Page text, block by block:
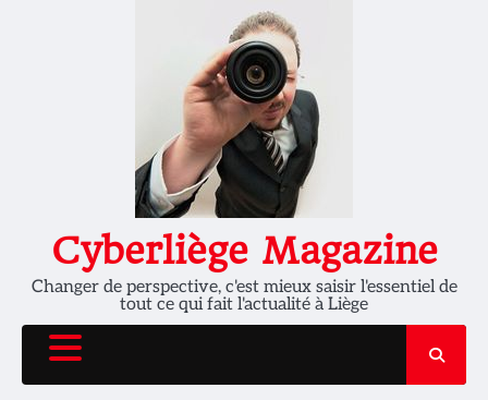
Cyberliège Magazine
Changer de perspective, c'est mieux saisir l'essentiel de
tout ce qui fait l'actualité à Liège